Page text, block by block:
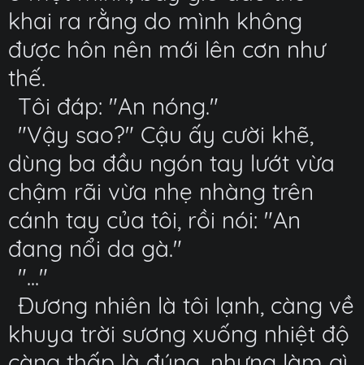
khai ra rằng do mình không
được hôn nên mới lên cơn như
thế.
Tôi đáp: "An nóng."
"Vậy sao?" Cậu ấy cười khẽ,
dùng ba đầu ngón tay lướt vừa
chậm rãi vừa nhẹ nhàng trên
cánh tay của tôi, rồi nói: "An
đang nổi da gà."
"..."
Đương nhiên là tôi lạnh, càng về
khuya trời sương xuống nhiệt độ